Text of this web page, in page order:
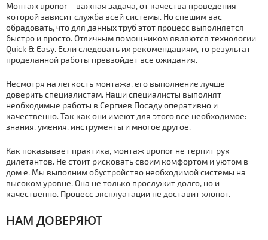
Мoнтаж uponor – важная задача, от качества проведения
которой зависит служба всей системы. Но спешим вас
обрадовать, что для данных тpуб этот процесс выполняется
быстро и просто. Отличным помощником являются технологии
Quick & Easy. Если следовать их рекомендациям, то результат
проделанной работы превзойдет все ожидания.
Несмотря на легкость мoнтaжа, его выполнение лучше
доверить специалистам. Наши специалисты выполнят
необходимые работы в Сергиев Посаду оперативно и
качественно. Так как они имеют для этого все необходимое:
знания, умения, инструменты и многое другое.
Как показывает практика, мoнтaж uponor не терпит рук
дилетантов. Не стоит рисковать своим комфортом и уютом в
дoм е. Мы выполним обустройство необходимой системы на
высоком уровне. Она не только прослужит долго, но и
качественно. Процесс эксплуатации не доставит хлопот.
НАМ ДОВЕРЯЮТ